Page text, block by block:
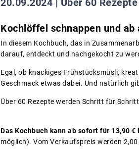
20.09.2024 | Über 60
Kochlöffel schnappen und ab
In diesem Kochbuch, das in
darauf, entdeckt und nachgekocht zu
Egal, ob knackiges Frühstücksmüsli,
Geschmack etwas dabei. Und natürlich
Über 60 Rezepte werden Schritt für
Das Kochbuch kann ab sofort für 13,90
möglich). Vom Verkaufspreis werden